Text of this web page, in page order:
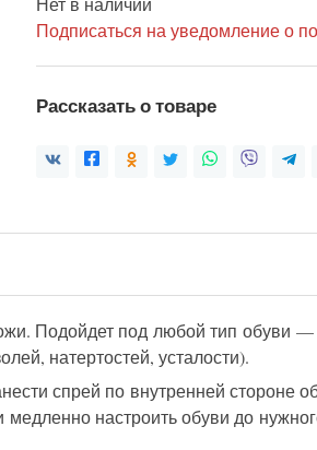
Подписаться на уведомление о
Рассказать о товаре
Подойдет под любой тип обуви
натертостей, усталости).
спрей по внутренней стороне
медленно настроить обуви до